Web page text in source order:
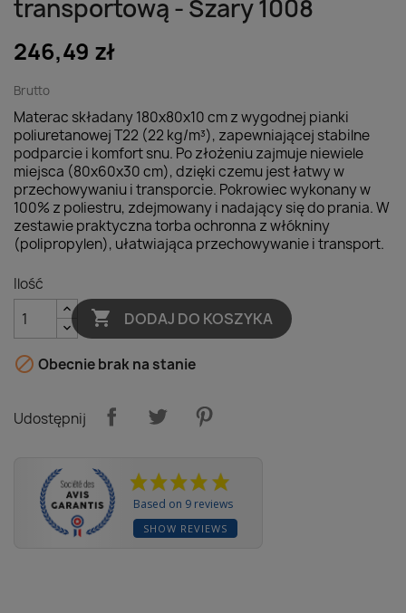
transportową - Szary 1008
246,49 zł
Brutto
Materac składany 180x80x10 cm z wygodnej pianki
poliuretanowej T22 (22 kg/m³), zapewniającej stabilne
podparcie i komfort snu. Po złożeniu zajmuje niewiele
miejsca (80x60x30 cm), dzięki czemu jest łatwy w
przechowywaniu i transporcie. Pokrowiec wykonany w
100% z poliestru, zdejmowany i nadający się do prania. W
zestawie praktyczna torba ochronna z włókniny
(polipropylen), ułatwiająca przechowywanie i transport.
Ilość
 DODAJ DO KOSZYKA
 Obecnie brak na stanie
Udostępnij
Based on 9 reviews
SHOW REVIEWS